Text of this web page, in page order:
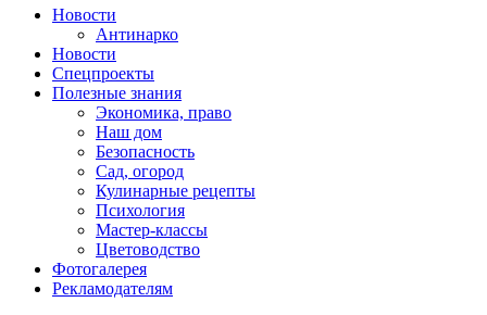
Новости
Антинарко
Новости
Спецпроекты
Полезные знания
Экономика, право
Наш дом
Безопасность
Сад, огород
Кулинарные рецепты
Психология
Мастер-классы
Цветоводство
Фотогалерея
Рекламодателям